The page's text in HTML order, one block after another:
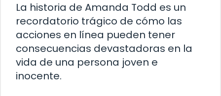
La historia de Amanda Todd es un
recordatorio trágico de cómo las
acciones en línea pueden tener
consecuencias devastadoras en la
vida de una persona joven e
inocente.